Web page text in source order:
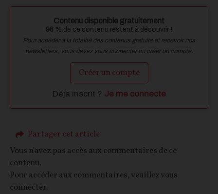
Contenu disponible gratuitement
98 % de ce contenu restent à découvrir !
Pour accéder à la totalité des contenus gratuits et recevoir nos
newsletters, vous devez vous connecter ou créer un compte.
Créer un compte
Déja inscrit ? Je me connecte
Partager cet article
Vous n'avez pas accès aux commentaires de ce
contenu.
Pour accéder aux commentaires, veuillez vous
connecter.